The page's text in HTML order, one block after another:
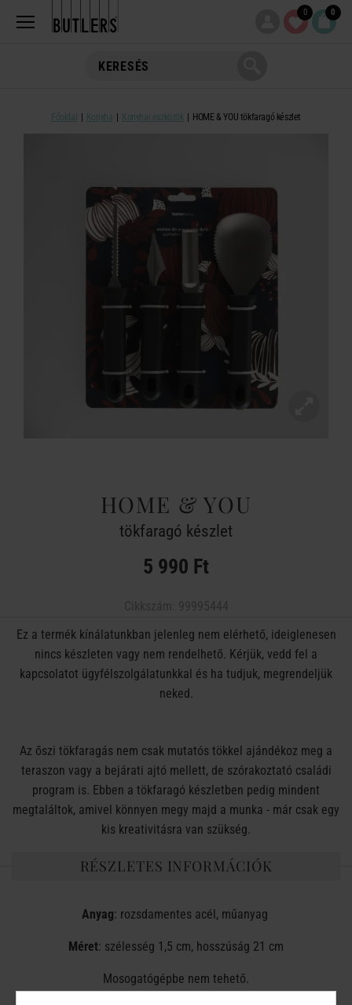
0 0
Főoldal Konyha Konyhai eszközök HOME & YOU tökfaragó készlet
HOME & YOU
tökfaragó készlet
5 990 Ft
Ez a termék kínálatunkban jelenleg nem elérhető, ideiglenesen
nincs készleten vagy nem rendelhető. Kérjük, vedd fel a
kapcsolatot ügyfélszolgálatunkkal és ha tudjuk, megrendeljük
neked.
Az őszi tökfaragás nem csak mutatós tökkel ajándékoz meg a
teraszon vagy a bejárati ajtó mellett, de szórakoztató családi
program is. Ebben a tökfaragó készletben pedig mindent
megtaláltok, amivel könnyen megy majd a munka - már csak egy
kis kreativitásra van szükség.
RÉSZLETES INFORMÁCIÓK
Anyag: rozsdamentes acél, műanyag
Méret: szélesség 1,5 cm, hosszúság 21 cm
Mosogatógépbe nem tehető.